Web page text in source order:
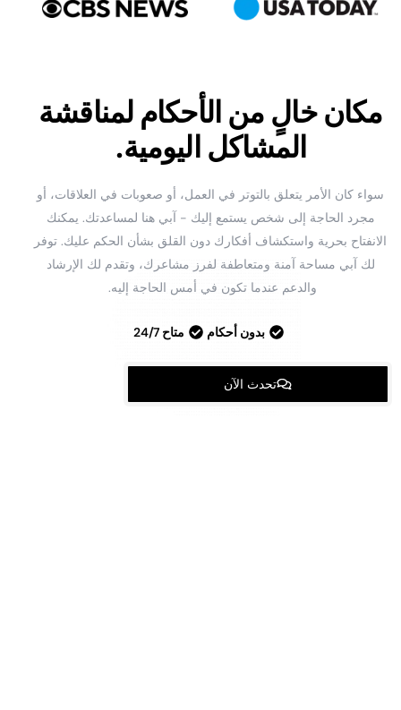
مكان خالٍ من الأحكام لمناقشة
المشاكل اليومية.
سواء كان الأمر يتعلق بالتوتر في العمل، أو صعوبات في العلاقات، أو
مجرد الحاجة إلى شخص يستمع إليك - آبي هنا لمساعدتك. يمكنك
الانفتاح بحرية واستكشاف أفكارك دون القلق بشأن الحكم عليك. توفر
لك آبي مساحة آمنة ومتعاطفة لفرز مشاعرك، وتقدم لك الإرشاد
والدعم عندما تكون في أمس الحاجة إليه.
بدون أحكام متاح 24/7
تحدث الآن